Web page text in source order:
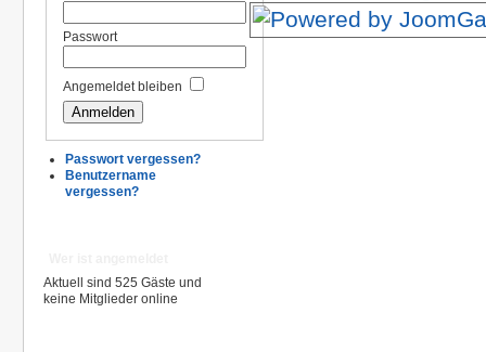
Passwort
Angemeldet bleiben
Passwort vergessen?
Benutzername
vergessen?
Aktuell sind 525 Gäste und
keine Mitglieder online